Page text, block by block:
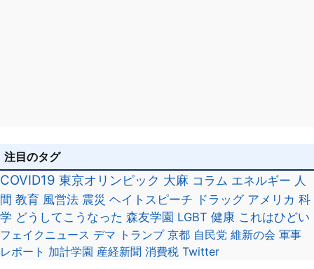
注目のタグ
COVID19 東京オリンピック 大麻 コラム エネルギー 人
間 教育 風営法 震災 ヘイトスピーチ ドラッグ アメリカ 科
学 どうしてこうなった 森友学園 LGBT 健康 これはひどい
フェイクニュース デマ トランプ 京都 自民党 維新の会 軍事
レポート 加計学園 産経新聞 消費税 Twitter